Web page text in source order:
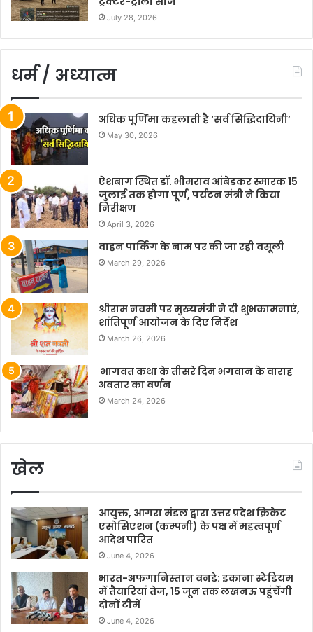
July 28, 2026
धर्म / अध्यात्म
अधिक पूर्णिमा कहलाती है ‘सर्व सिद्धिदायिनी’
May 30, 2026
ऐशबाग स्थित डॉ. भीमराव आंबेडकर स्मारक 15
जुलाई तक होगा पूर्ण, पर्यटन मंत्री ने किया
निरीक्षण
April 3, 2026
वाहन पार्किंग के नाम पर की जा रही वसूली
March 29, 2026
श्रीराम नवमी पर मुख्यमंत्री ने दी शुभकामनाएं,
शांतिपूर्ण आयोजन के दिए निर्देश
March 26, 2026
भागवत कथा के तीसरे दिन भगवान के वाराह
अवतार का वर्णन
March 24, 2026
खेल
आयुक्त, आगरा मंडल द्वारा उत्तर प्रदेश क्रिकेट
एसोसिएशन (कम्पनी) के पक्ष में महत्वपूर्ण
आदेश पारित
June 4, 2026
भारत-अफगानिस्तान वनडे: इकाना स्टेडियम
में तैयारियां तेज, 15 जून तक लखनऊ पहुंचेंगी
दोनों टीमें
June 4, 2026